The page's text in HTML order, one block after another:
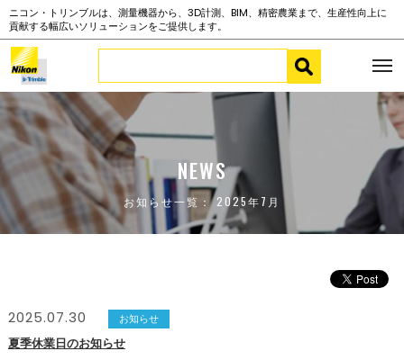
ニコン・トリンブルは、測量機器から、3D計測、BIM、精密農業まで、生産性向上に
貢献する幅広いソリューションをご提供します。
NEWS
お知らせ一覧： 2025年7月
2025.07.30 お知らせ
夏季休業日のお知らせ